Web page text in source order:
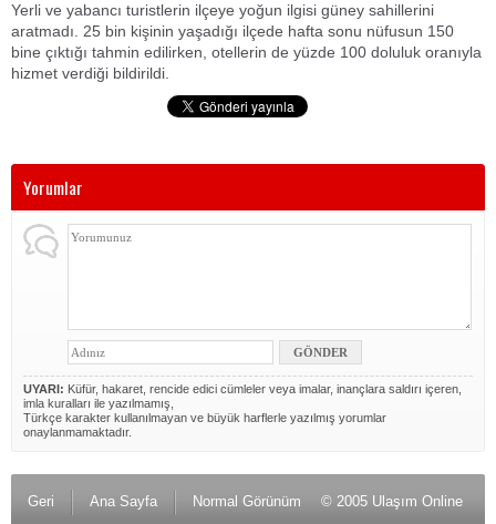
Yerli ve yabancı turistlerin ilçeye yoğun ilgisi güney sahillerini
aratmadı. 25 bin kişinin yaşadığı ilçede hafta sonu nüfusun 150
bine çıktığı tahmin edilirken, otellerin de yüzde 100 doluluk oranıyla
hizmet verdiği bildirildi.
Yorumlar
UYARI: Küfür, hakaret, rencide edici cümleler veya imalar, inançlara saldırı içeren,
imla kuralları ile yazılmamış,
Türkçe karakter kullanılmayan ve büyük harflerle yazılmış yorumlar
onaylanmamaktadır.
Geri Ana Sayfa Normal Görünüm © 2005 Ulaşım Online